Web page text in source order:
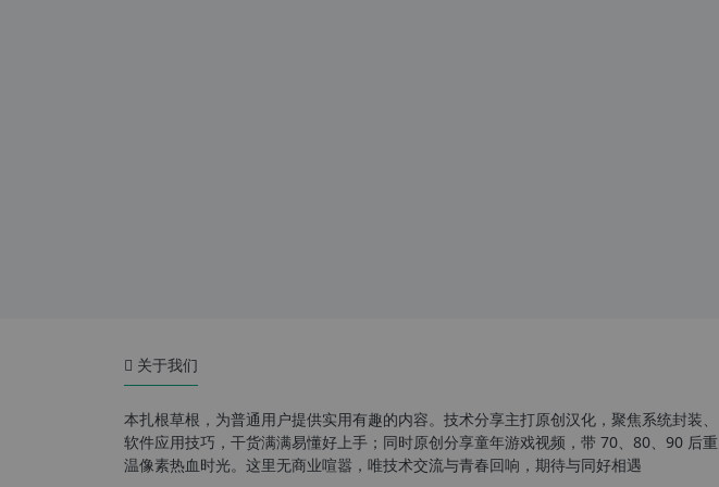
关于我们
本扎根草根，为普通用户提供实用有趣的内容。技术分享主打原创汉化，聚焦系统封装、
软件应用技巧，干货满满易懂好上手；同时原创分享童年游戏视频，带 70、80、90 后重
温像素热血时光。这里无商业喧嚣，唯技术交流与青春回响，期待与同好相遇